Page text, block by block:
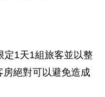
定1天1組旅客並以整
絕對可以避免造成